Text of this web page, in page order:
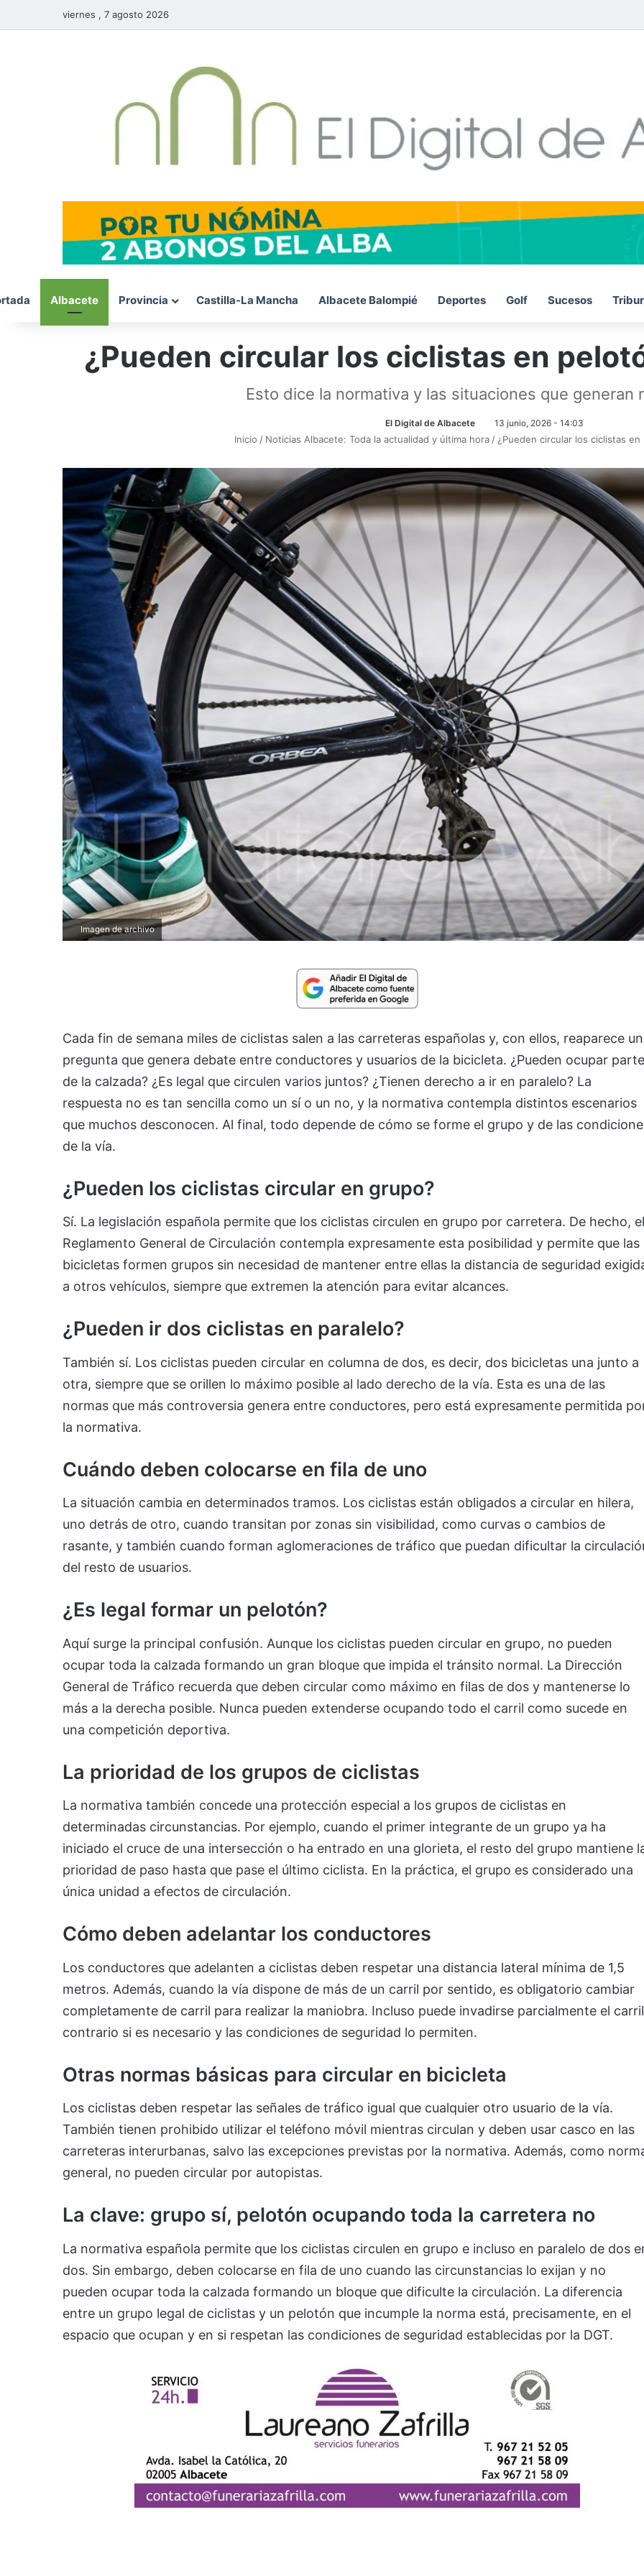
viernes , 7 agosto 2026
Albacete Provincia Castilla-La Mancha Albacete Balompié Deportes Golf Sucesos
¿Pueden circular los ciclistas en
Esto dice la normativa y las situaciones que generan
El Digital de Albacete 13 junio, 2026 - 14:03
Inicio / Noticias Albacete: Toda la actualidad y última hora / ¿Pueden circular los ciclistas
Imagen de archivo
Cada fin de semana miles de ciclistas salen a las carreteras españolas y, con ellos, reaparece
pregunta que genera debate entre conductores y usuarios de la bicicleta. ¿Pueden ocupar parte
de la calzada? ¿Es legal que circulen varios juntos? ¿Tienen derecho a ir en paralelo? La
respuesta no es tan sencilla como un sí o un no, y la normativa contempla distintos escenarios
que muchos desconocen. Al final, todo depende de cómo se forme el grupo y de las
de la vía.
¿Pueden los ciclistas circular en grupo?
Sí. La legislación española permite que los ciclistas circulen en grupo por carretera. De hecho, el
Reglamento General de Circulación contempla expresamente esta posibilidad y permite que las
bicicletas formen grupos sin necesidad de mantener entre ellas la distancia de seguridad
a otros vehículos, siempre que extremen la atención para evitar alcances.
¿Pueden ir dos ciclistas en paralelo?
También sí. Los ciclistas pueden circular en columna de dos, es decir, dos bicicletas una junto a
otra, siempre que se orillen lo máximo posible al lado derecho de la vía. Esta es una de las
normas que más controversia genera entre conductores, pero está expresamente permitida
la normativa.
Cuándo deben colocarse en fila de uno
La situación cambia en determinados tramos. Los ciclistas están obligados a circular en hilera,
uno detrás de otro, cuando transitan por zonas sin visibilidad, como curvas o cambios de
rasante, y también cuando forman aglomeraciones de tráfico que puedan dificultar la
del resto de usuarios.
¿Es legal formar un pelotón?
Aquí surge la principal confusión. Aunque los ciclistas pueden circular en grupo, no pueden
ocupar toda la calzada formando un gran bloque que impida el tránsito normal. La Dirección
General de Tráfico recuerda que deben circular como máximo en filas de dos y mantenerse lo
más a la derecha posible. Nunca pueden extenderse ocupando todo el carril como sucede en
una competición deportiva.
La prioridad de los grupos de ciclistas
La normativa también concede una protección especial a los grupos de ciclistas en
determinadas circunstancias. Por ejemplo, cuando el primer integrante de un grupo ya ha
iniciado el cruce de una intersección o ha entrado en una glorieta, el resto del grupo mantiene
prioridad de paso hasta que pase el último ciclista. En la práctica, el grupo es considerado una
única unidad a efectos de circulación.
Cómo deben adelantar los conductores
Los conductores que adelanten a ciclistas deben respetar una distancia lateral mínima de 1,5
metros. Además, cuando la vía dispone de más de un carril por sentido, es obligatorio cambiar
completamente de carril para realizar la maniobra. Incluso puede invadirse parcialmente el carril
contrario si es necesario y las condiciones de seguridad lo permiten.
Otras normas básicas para circular en bicicleta
Los ciclistas deben respetar las señales de tráfico igual que cualquier otro usuario de la vía.
También tienen prohibido utilizar el teléfono móvil mientras circulan y deben usar casco en las
carreteras interurbanas, salvo las excepciones previstas por la normativa. Además, como
general, no pueden circular por autopistas.
La clave: grupo sí, pelotón ocupando toda la carretera no
La normativa española permite que los ciclistas circulen en grupo e incluso en paralelo de dos
dos. Sin embargo, deben colocarse en fila de uno cuando las circunstancias lo exijan y no
pueden ocupar toda la calzada formando un bloque que dificulte la circulación. La diferencia
entre un grupo legal de ciclistas y un pelotón que incumple la norma está, precisamente, en el
espacio que ocupan y en si respetan las condiciones de seguridad establecidas por la DGT.